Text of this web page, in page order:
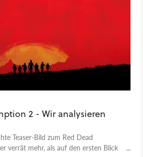
2 - Wir analysieren
Teaser-Bild zum Red Dead
verrät mehr, als auf den ersten Blick